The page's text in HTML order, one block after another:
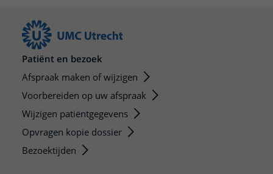
Patiënt en bezoek
Afspraak maken of wijzigen
Voorbereiden op uw afspraak
Wijzigen patiëntgegevens
Opvragen kopie dossier
Bezoektijden